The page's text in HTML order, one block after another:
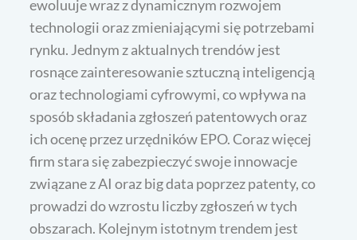
ewoluuje wraz z dynamicznym rozwojem
technologii oraz zmieniającymi się potrzebami
rynku. Jednym z aktualnych trendów jest
rosnące zainteresowanie sztuczną inteligencją
oraz technologiami cyfrowymi, co wpływa na
sposób składania zgłoszeń patentowych oraz
ich ocenę przez urzędników EPO. Coraz więcej
firm stara się zabezpieczyć swoje innowacje
związane z AI oraz big data poprzez patenty, co
prowadzi do wzrostu liczby zgłoszeń w tych
obszarach. Kolejnym istotnym trendem jest